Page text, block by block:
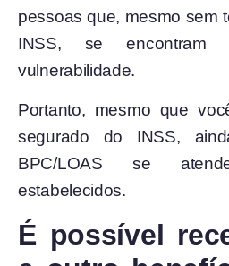
pessoas que, mesmo sem
INSS, se encontram
vulnerabilidade.
Portanto, mesmo que
segurado do INSS,
BPC/LOAS se
estabelecidos.
É possível